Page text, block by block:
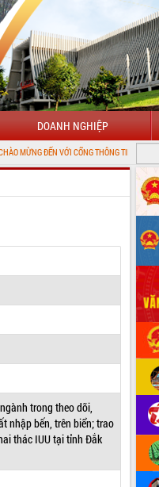
DOANH NGHIỆP
VỚI CỔNG THÔNG TIN ĐIỆN TỬ TỈNH ĐẮK LẮK
trong theo dõi,
nhập bến, trên biển; trao
thác IUU tại tỉnh Đắk